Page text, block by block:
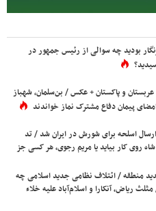
بودید چه سوالی از رئیس جمهور در
عربستان و پاکستان + عکس / بن‌سلمان، شهباز
پیمان دفاع مشترک نماز خواندند
ارسال اسلحه برای شورش در ایران شد / تد
روی کار بیاید یا مریم رجوی، هر کسی جز
منطقه / ائتلاف نظامی جدید اسلامی چه
ریاض، آنکارا و اسلام‌آباد علیه خلاء